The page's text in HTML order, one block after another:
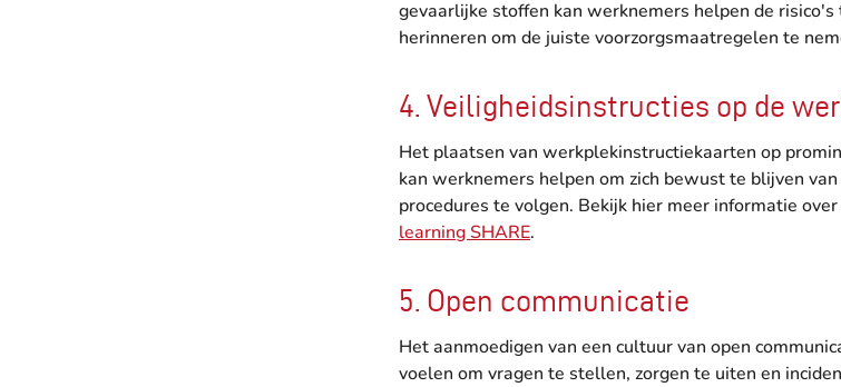
gevaarlijke stoffen kan werknemers helpen de risico's
herinneren om de juiste voorzorgsmaatregelen te
4. Veiligheidsinstructies op de
Het plaatsen van werkplekinstructiekaarten op
kan werknemers helpen om zich bewust te blijven
procedures te volgen. Bekijk hier meer informatie over
learning SHARE.
5. Open communicatie
Het aanmoedigen van een cultuur van open
voelen om vragen te stellen, zorgen te uiten en